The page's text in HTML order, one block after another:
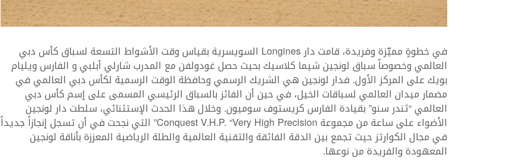
في خطوةٍ مميّزة وفريدة، قامت دار Longines السويسرية بقياس وقت الأشواط التسعة لسباق كأس دبي
العالمي وخصوصاً سباق لونجين شيما كلاسيك بحيث حصل غودولفن مع المدرب شارلي أبلبي و الفارس ويليام
بويك على المركز الأول. فدار لونجين هي الشريك الرسمي وحافظة الوقت الرسمية لكأس دبي العالمي في
مضمار ميدان العالمي لسباقات الخيل، في حين أن الفائز بالسباق الرئيسي المسمى على إسم كأس دبي
العالمي “ثندر سنو” بقيادة الفارس كريستوف سوميون. وخلال هذا الحدث الإستثنائي، سلطت دار لونجين
الأضواء على ساعة من مجموعة Conquest V.H.P. “Very High Precision” التي نجحت في أن تسجل إنجازاً جديداً
في مجال الكوارتز حيث تجمع بين الدقة الفائقة والتقنية العالمية والطلة الرياضية المعززة بأناقة لونجين
المعهودة والفريدة من نوعها.